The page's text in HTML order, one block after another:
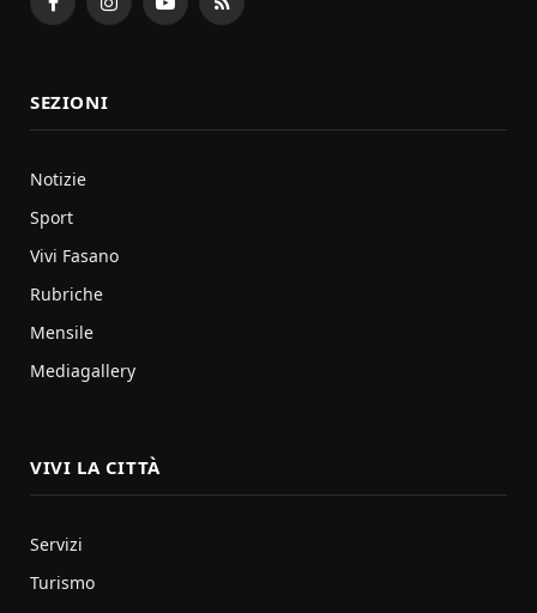
FacebookInstagramYouTubeRSS
SEZIONI
Notizie
Sport
Vivi Fasano
Rubriche
Mensile
Mediagallery
VIVI LA CITTÀ
Servizi
Turismo